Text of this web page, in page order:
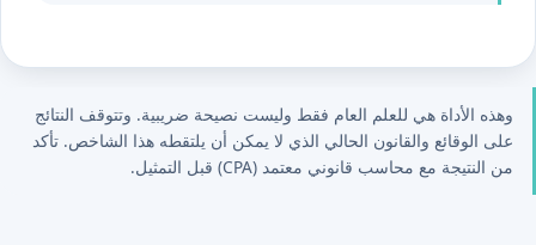
وهذه الأداة هي للعلم العام فقط وليست نصيحة ضريبية. وتتوقف النتائج
على الوقائع والقانون الحالي الذي لا يمكن أن يلتقطه هذا الشاخص. تأكد
من النتيجة مع محاسب قانوني معتمد (CPA) قبل التمثيل.